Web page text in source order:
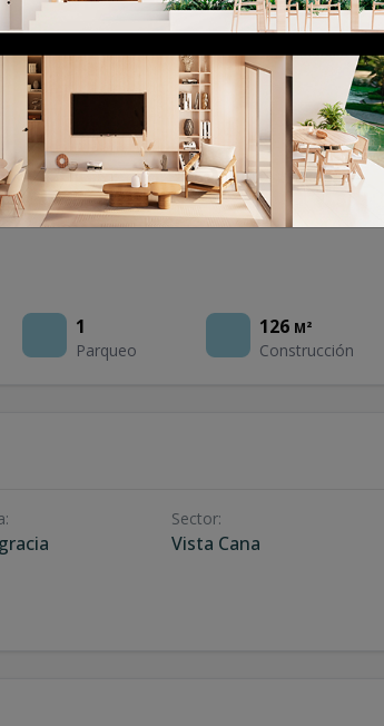
1
Parqueo
126 M²
Construcción
: Sector:
Vista Cana